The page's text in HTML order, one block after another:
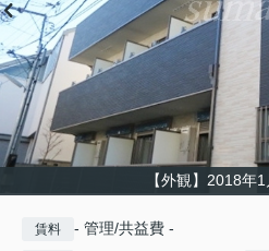
【外観】2018年
賃料 - 管理/共益費 -